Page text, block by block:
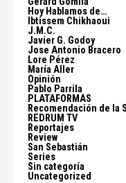
Hoy Hablamos de…
Ibtissem Chikhaoui
J.M.C.
Javier G. Godoy
Jose Antonio Bracero
Lore Pérez
María Aller
Opinión
Pablo Parrila
PLATAFORMAS
Recomendación de la
REDRUM TV
Reportajes
Review
San Sebastián
Series
Sin categoría
Uncategorized